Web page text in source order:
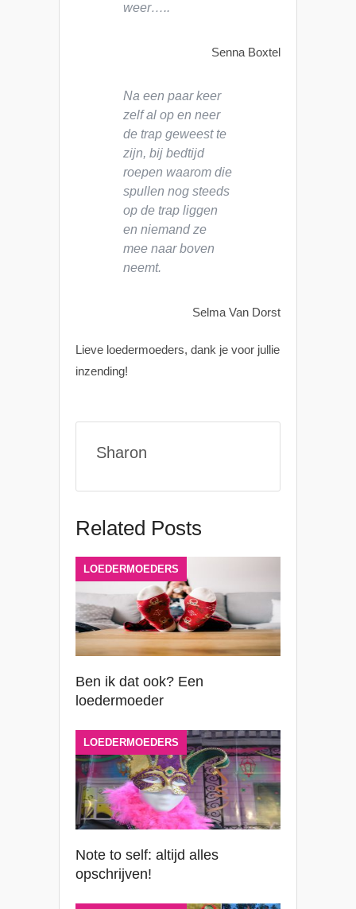
weer…..
Senna Boxtel
Na een paar keer
zelf al op en neer
de trap geweest te
zijn, bij bedtijd
roepen waarom die
spullen nog steeds
op de trap liggen
en niemand ze
mee naar boven
neemt.
Selma Van Dorst
Lieve loedermoeders, dank je voor jullie
inzending!
Sharon
Related Posts
Ben ik dat ook? Een
loedermoeder
LOEDERMOEDERS
Note to self: altijd alles
opschrijven!
LOEDERMOEDERS